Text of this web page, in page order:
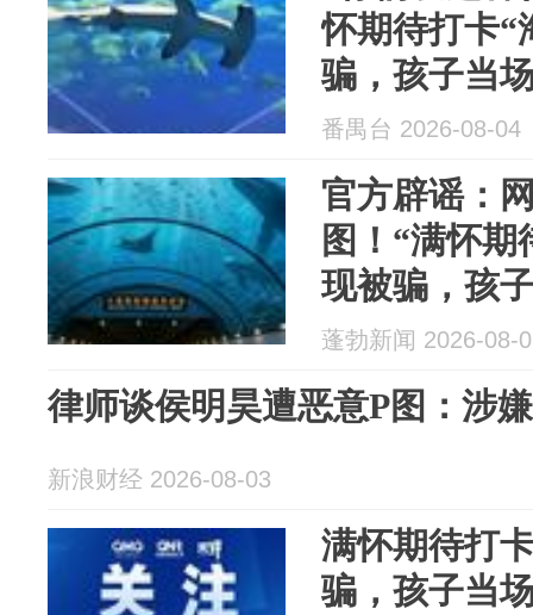
怀期待打卡“
骗，孩子当
谣：绝美海
番禺台 2026-08-04
官方辟谣：
图！“满怀期
现被骗，孩
蓬勃新闻 2026-08-
律师谈侯明昊遭恶意P图：涉
新浪财经 2026-08-03
满怀期待打
骗，孩子当